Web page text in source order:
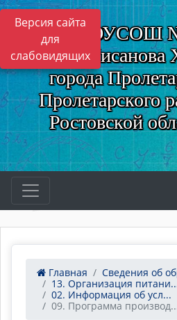
Версия сайта
для
слабовидящих
МБОУСОШ
им. Нисанова
города
Пролетарского
Ростовской
Главная
Сведения об
13. Организация
02. Информация об усл...
09. Программа